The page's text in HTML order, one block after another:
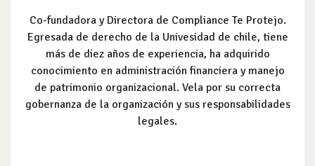
Co-fundadora y Directora de Compliance Te Protejo.
Egresada de derecho de la Univesidad de chile, tiene
más de diez años de experiencia, ha adquirido
conocimiento en administración financiera y manejo
de patrimonio organizacional. Vela por su correcta
gobernanza de la organización y sus responsabilidades
legales.